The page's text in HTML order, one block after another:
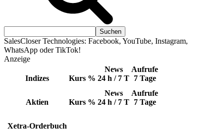
SalesCloser Technologies: Facebook, YouTube, Instagram,
WhatsApp oder TikTok!
Anzeige
Indizes Kurs %
News
24 h / 7 T
Aufrufe
7 Tage
Aktien Kurs %
News
24 h / 7 T
Aufrufe
7 Tage
Xetra-Orderbuch